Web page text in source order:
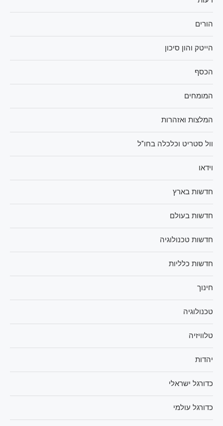
הורים
הייטק והון סיכון
הכסף
המומחים
המלצות ואזהרות
וול סטריט וכלכלה בחו"ל
וידאו
חדשות בארץ
חדשות בעולם
חדשות טכנולוגיה
חדשות כלליות
חינוך
טכנולוגיה
טלוויזיה
יהדות
כדורגל ישראלי
כדורגל עולמי